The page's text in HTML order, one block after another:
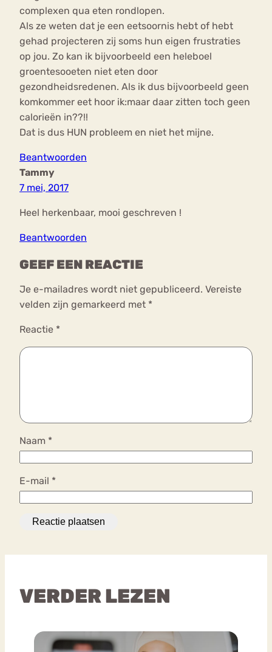
complexen qua eten rondlopen.
Als ze weten dat je een eetsoornis hebt of hebt
gehad projecteren zij soms hun eigen frustraties
op jou. Zo kan ik bijvoorbeeld een heleboel
groentesooeten niet eten door
gezondheidsredenen. Als ik dus bijvoorbeeld geen
komkommer eet hoor ik:maar daar zitten toch geen
calorieën in??!!
Dat is dus HUN probleem en niet het mijne.
Beantwoorden
Tammy
7 mei, 2017
Heel herkenbaar, mooi geschreven !
Beantwoorden
GEEF EEN REACTIE
Je e-mailadres wordt niet gepubliceerd. Vereiste
velden zijn gemarkeerd met *
Reactie *
Naam *
E-mail *
VERDER LEZEN